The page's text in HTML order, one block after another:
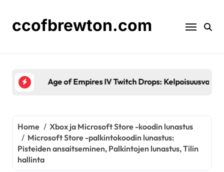
contentccofbrewton.com
Age of Empires IV Twitch Drops:
Home
Xbox ja Microsoft Store -koodin lunastus
Microsoft Store -palkintokoodin lunastus:
Pisteiden ansaitseminen, Palkintojen lunastus, Tilin
hallinta